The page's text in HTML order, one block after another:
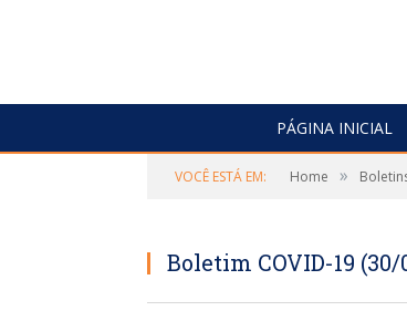
PÁGINA INICIAL
VOCÊ ESTÁ EM: Home »
Boletim COVID-19 (30/